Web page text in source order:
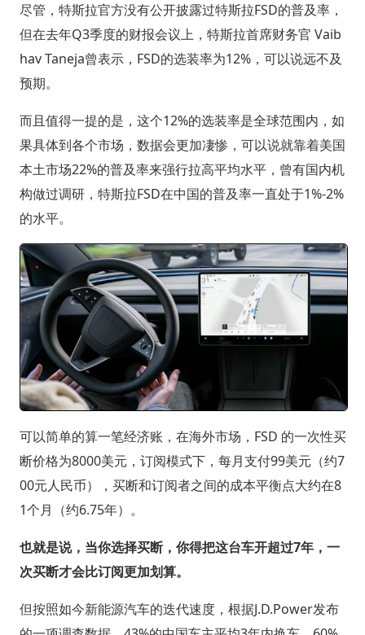
尽管，特斯拉官方没有公开披露过特斯拉FSD的普及率，
但在去年Q3季度的财报会议上，特斯拉首席财务官 Vaib
hav Taneja曾表示，FSD的选装率为12%，可以说远不及
预期。
而且值得一提的是，这个12%的选装率是全球范围内，如
果具体到各个市场，数据会更加凄惨，可以说就靠着美国
本土市场22%的普及率来强行拉高平均水平，曾有国内机
构做过调研，特斯拉FSD在中国的普及率一直处于1%-2%
的水平。
可以简单的算一笔经济账，在海外市场，FSD 的一次性买
断价格为8000美元，订阅模式下，每月支付99美元（约7
00元人民币），买断和订阅者之间的成本平衡点大约在8
1个月（约6.75年）。
也就是说，当你选择买断，你得把这台车开超过7年，一
次买断才会比订阅更加划算。
但按照如今新能源汽车的迭代速度，根据J.D.Power发布